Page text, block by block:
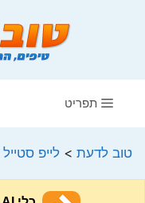
תפריט
טוב לדעת > לייפ סטייל